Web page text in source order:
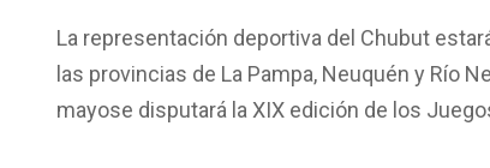
La representación deportiva del Chubut
las provincias de La Pampa, Neuquén y Río
mayose disputará la XIX edición de los